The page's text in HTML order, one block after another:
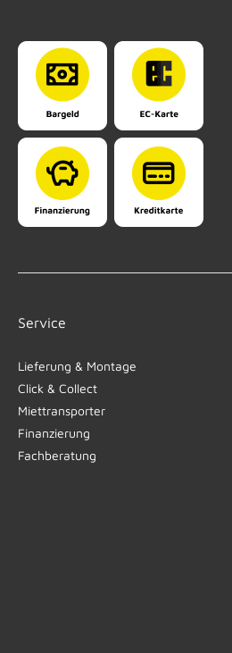
Service
Lieferung & Montage
Click & Collect
Miettransporter
Finanzierung
Fachberatung